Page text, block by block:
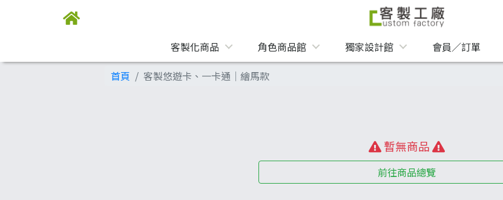
客製化商品 角色商品館 獨家設計館 會員／訂單
首頁
客製悠遊卡、一卡通│繪馬款
暫無商品
前往商品總覽